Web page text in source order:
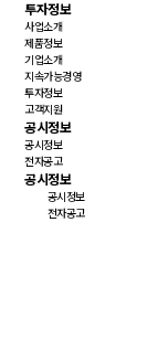
투자정보
사업소개
제품정보
기업소개
지속가능경영
투자정보
고객지원
공시정보
공시정보
전자공고
공시정보
공시정보
전자공고